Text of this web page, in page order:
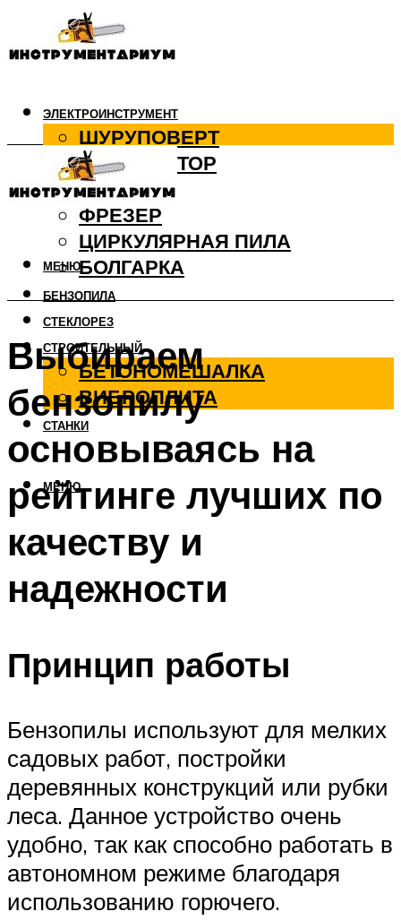
ЭЛЕКТРОИНСТРУМЕНТ
ШУРУПОВЕРТ
ПЕРФОРАТОР
ДРЕЛЬ
ФРЕЗЕР
ЦИРКУЛЯРНАЯ ПИЛА
БОЛГАРКА
БЕНЗОПИЛА
СТЕКЛОРЕЗ
СТРОИТЕЛЬНЫЙ
БЕТОНОМЕШАЛКА
ВИБРОПЛИТА
СТАНКИ
МЕНЮ
МЕНЮ
Выбираем
бензопилу
основываясь на
рейтинге лучших по
качеству и
надежности
Принцип работы
Бензопилы используют для мелких
садовых работ, постройки
деревянных конструкций или рубки
леса. Данное устройство очень
удобно, так как способно работать в
автономном режиме благодаря
использованию горючего.